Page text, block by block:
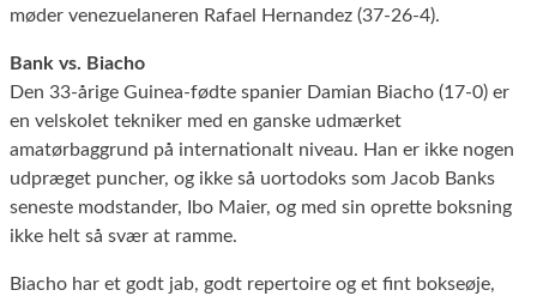
møder venezuelaneren Rafael Hernandez (37-26-4).
Bank vs. Biacho
Den 33-årige Guinea-fødte spanier Damian Biacho (17-0) er
en velskolet tekniker med en ganske udmærket
amatørbaggrund på internationalt niveau. Han er ikke nogen
udpræget puncher, og ikke så uortodoks som Jacob Banks
seneste modstander, Ibo Maier, og med sin oprette boksning
ikke helt så svær at ramme.
Biacho har et godt jab, godt repertoire og et fint bokseøje,